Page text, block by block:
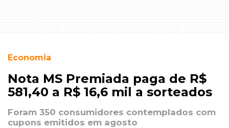
Economia
Nota MS Premiada paga de R$
581,40 a R$ 16,6 mil a sorteados
Foram 350 consumidores contemplados com
cupons emitidos em agosto